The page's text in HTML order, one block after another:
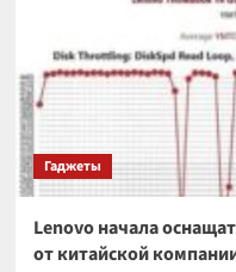
Гаджеты
Lenovo начала
от китайской